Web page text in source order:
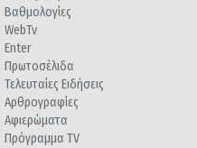
Βαθμολογίες
WebTv
Enter
Πρωτοσέλιδα
Τελευταίες Ειδήσεις
Αρθρογραφίες
Αφιερώματα
Πρόγραμμα TV